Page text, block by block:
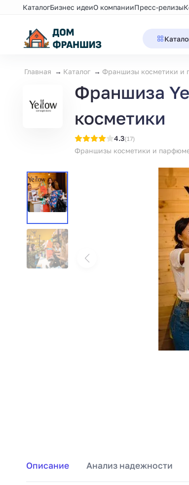
КаталогБизнес идеиО компанииПресс-релизы
Главная Каталог Франшизы косметики и
Франшиза
косметики
4.3(17)
Франшизы косметики и
Описание Анализ надежности